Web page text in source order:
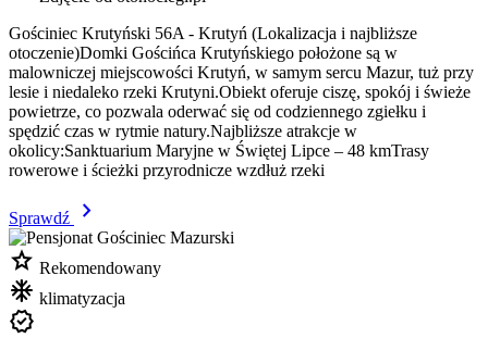
Gościniec Krutyński 56A - Krutyń (Lokalizacja i najbliższe
otoczenie)Domki Gościńca Krutyńskiego położone są w
malowniczej miejscowości Krutyń, w samym sercu Mazur, tuż przy
lesie i niedaleko rzeki Krutyni.Obiekt oferuje ciszę, spokój i świeże
powietrze, co pozwala oderwać się od codziennego zgiełku i
spędzić czas w rytmie natury.Najbliższe atrakcje w
okolicy:Sanktuarium Maryjne w Świętej Lipce – 48 kmTrasy
rowerowe i ścieżki przyrodnicze wzdłuż rzeki
Sprawdź
chevron_right
star Rekomendowany
mode_cool klimatyzacja
verified